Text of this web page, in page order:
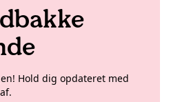
Hold dig opdateret med